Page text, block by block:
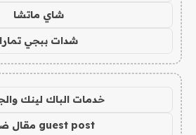
شاي ماتشا
شدات ببجي تمارا
خدمات الباك لينك
guest post مقال ضيف